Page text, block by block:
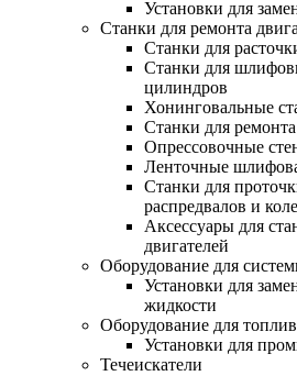
Установки для
Станки для ремонта
Станки для
Станки для
цилиндров
Хонинговальные
Станки для
Опрессовочные
Ленточные
Станки для
распредвалов и
Аксессуары для
двигателей
Оборудование для
Установки для
жидкости
Оборудование для
Установки для
Течеискатели